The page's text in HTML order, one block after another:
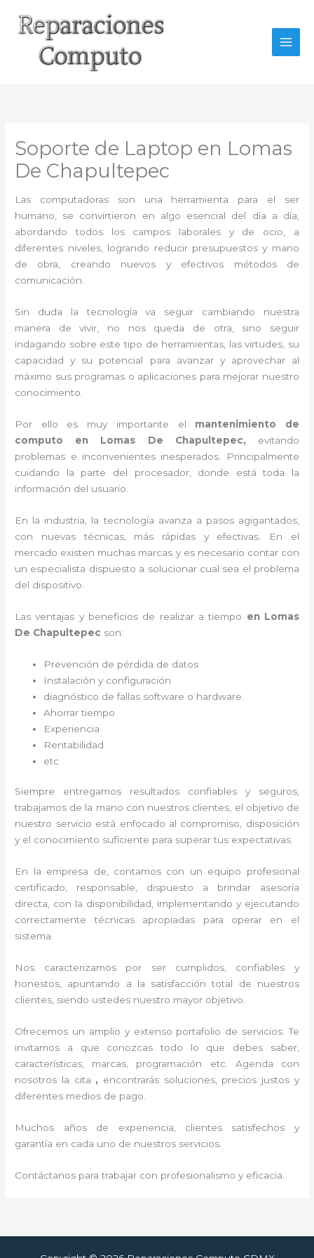
contenido
Soporte de Laptop en Lomas
De Chapultepec
Las computadoras son una herramienta para el ser
humano, se convirtieron en algo esencial del día a día,
abordando todos los campos laborales y de ocio, a
diferentes niveles, logrando reducir presupuestos y mano
de obra, creando nuevos y efectivos métodos de
comunicación.
Sin duda la tecnología va seguir cambiando nuestra
manera de vivir, no nos queda de otra, sino seguir
indagando sobre este tipo de herramientas, las virtudes, su
capacidad y su potencial para avanzar y aprovechar al
máximo sus programas o aplicaciones para mejorar nuestro
conocimiento.
Por ello es muy importante el mantenimiento de
computo en Lomas De Chapultepec, evitando
problemas e inconvenientes inesperados. Principalmente
cuidando la parte del procesador, donde está toda la
información del usuario.
En la industria, la tecnología avanza a pasos agigantados,
con nuevas técnicas, más rápidas y efectivas . En el
mercado existen muchas marcas y es necesario contar con
un especialista dispuesto a solucionar cual sea el problema
del dispositivo.
Las ventajas y beneficios de realizar a tiempo en Lomas
De Chapultepec son:
Prevención de pérdida de datos
Instalación y configuración
diagnóstico de fallas software o hardware
Ahorrar tiempo
Experiencia
Rentabilidad
etc
Siempre entregamos resultados confiables y seguros,
trabajamos de la mano con nuestros clientes, el objetivo de
nuestro servicio está enfocado al compromiso, disposición
y el conocimiento suficiente para superar tus expectativas.
En la empresa de , contamos con un equipo profesional
certificado, responsable, dispuesto a brindar asesoría
directa, con la disponibilidad, implementando y ejecutando
correctamente técnicas apropiadas para operar en el
sistema.
Nos caracterizamos por ser cumplidos, confiables y
honestos, apuntando a la satisfacción total de nuestros
clientes, siendo ustedes nuestro mayor objetivo.
Ofrecemos un amplio y extenso portafolio de servicios. Te
invitamos a que conozcas todo lo que debes saber,
características, marcas, programación etc. Agenda con
nosotros la cita , encontrarás soluciones, precios justos y
diferentes medios de pago.
Muchos años de experiencia, clientes satisfechos y
garantía en cada uno de nuestros servicios.
Contáctanos para trabajar con profesionalismo y eficacia.